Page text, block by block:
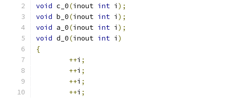
void c_0(inout int i );
void b_0(inout int i );
void a_0(inout int i );
void d_0(inout int i )
{
++i ;
++i ;
++i ;
++i ;